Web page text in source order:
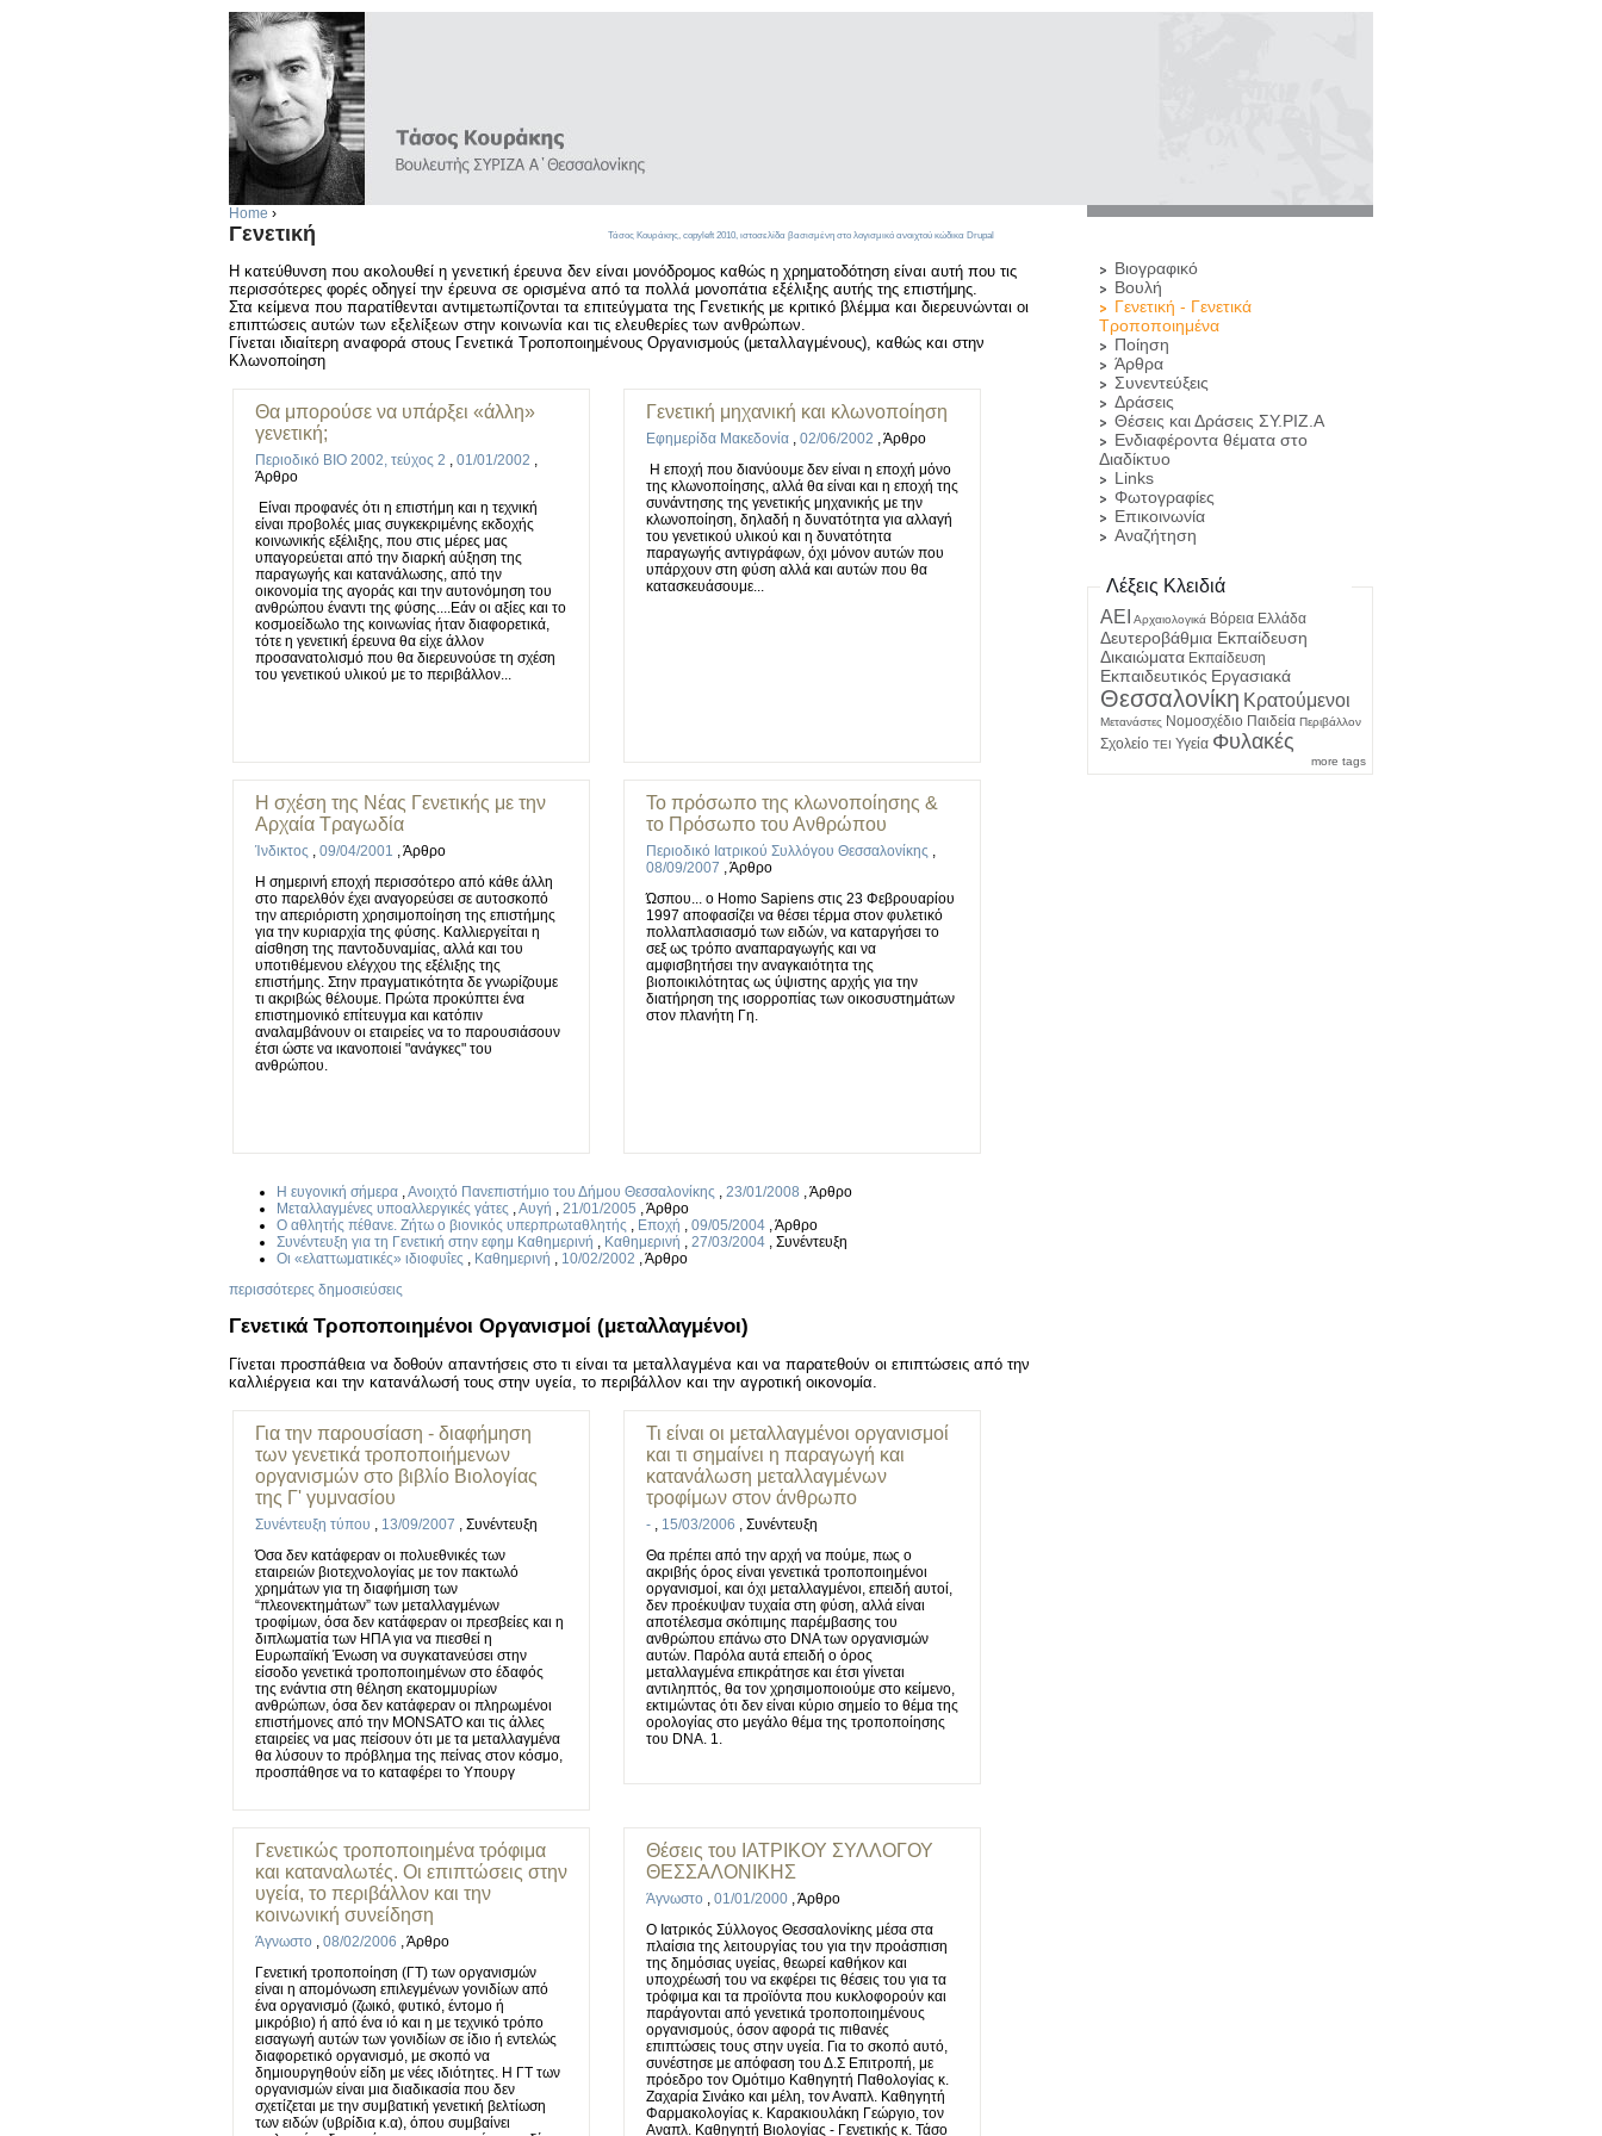
Home ›
Γενετική
Η κατεύθυνση που ακολουθεί η γενετική έρευνα δεν είναι μονόδρομος καθώς η χρηματοδότηση είναι αυτή που τις
περισσότερες φορές οδηγεί την έρευνα σε ορισμένα από τα πολλά μονοπάτια εξέλιξης αυτής της επιστήμης.
Στα κείμενα που παρατίθενται αντιμετωπίζονται τα επιτεύγματα της Γενετικής με κριτικό βλέμμα και διερευνώνται οι
επιπτώσεις αυτών των εξελίξεων στην κοινωνία και τις ελευθερίες των ανθρώπων.
Γίνεται ιδιαίτερη αναφορά στους Γενετικά Τροποποιημένους Οργανισμούς (μεταλλαγμένους), καθώς και στην
Κλωνοποίηση
Θα μπορούσε να υπάρξει «άλλη»
γενετική;
Περιοδικό BIO 2002, τεύχος 2 , 01/01/2002 ,
Άρθρο
Είναι προφανές ότι η επιστήμη και η τεχνική
είναι προβολές μιας συγκεκριμένης εκδοχής
κοινωνικής εξέλιξης, που στις μέρες μας
υπαγορεύεται από την διαρκή αύξηση της
παραγωγής και κατανάλωσης, από την
οικονομία της αγοράς και την αυτονόμηση του
ανθρώπου έναντι της φύσης....Εάν οι αξίες και το
κοσμοείδωλο της κοινωνίας ήταν διαφορετικά,
τότε η γενετική έρευνα θα είχε άλλον
προσανατολισμό που θα διερευνούσε τη σχέση
του γενετικού υλικού με το περιβάλλον...
Γενετική μηχανική και κλωνοποίηση
Εφημερίδα Μακεδονία , 02/06/2002 ,Άρθρο
Η εποχή που διανύουμε δεν είναι η εποχή μόνο
της κλωνοποίησης, αλλά θα είναι και η εποχή της
συνάντησης της γενετικής μηχανικής με την
κλωνοποίηση, δηλαδή η δυνατότητα για αλλαγή
του γενετικού υλικού και η δυνατότητα
παραγωγής αντιγράφων, όχι μόνον αυτών που
υπάρχουν στη φύση αλλά και αυτών που θα
κατασκευάσουμε...
Η σχέση της Νέας Γενετικής με την
Αρχαία Τραγωδία
Ίνδικτος , 09/04/2001 ,Άρθρο
Η σημερινή εποχή περισσότερο από κάθε άλλη
στο παρελθόν έχει αναγορεύσει σε αυτοσκοπό
την απεριόριστη χρησιμοποίηση της επιστήμης
για την κυριαρχία της φύσης. Καλλιεργείται η
αίσθηση της παντοδυναμίας, αλλά και του
υποτιθέμενου ελέγχου της εξέλιξης της
επιστήμης. Στην πραγματικότητα δε γνωρίζουμε
τι ακριβώς θέλουμε. Πρώτα προκύπτει ένα
επιστημονικό επίτευγμα και κατόπιν
αναλαμβάνουν οι εταιρείες να το παρουσιάσουν
έτσι ώστε να ικανοποιεί "ανάγκες" του
ανθρώπου.
Το πρόσωπο της κλωνοποίησης &
το Πρόσωπο του Ανθρώπου
Περιοδικό Ιατρικού Συλλόγου Θεσσαλονίκης ,
08/09/2007 ,Άρθρο
Ώσπου... ο Homo Sapiens στις 23 Φεβρουαρίου
1997 αποφασίζει να θέσει τέρμα στον φυλετικό
πολλαπλασιασμό των ειδών, να καταργήσει το
σεξ ως τρόπο αναπαραγωγής και να
αμφισβητήσει την αναγκαιότητα της
βιοποικιλότητας ως ύψιστης αρχής για την
διατήρηση της ισορροπίας των οικοσυστημάτων
στον πλανήτη Γη.
Η ευγονική σήμερα ,Ανοιχτό Πανεπιστήμιο του Δήμου Θεσσαλονίκης , 23/01/2008 ,Άρθρο
Μεταλλαγμένες υποαλλεργικές γάτες ,Αυγή , 21/01/2005 ,Άρθρο
Ο αθλητής πέθανε. Ζήτω ο βιονικός υπερπρωταθλητής , Εποχή , 09/05/2004 ,Άρθρο
Συνέντευξη για τη Γενετική στην εφημ Καθημερινή , Καθημερινή , 27/03/2004 , Συνέντευξη
Οι «ελαττωματικές» ιδιοφυΐες , Καθημερινή , 10/02/2002 ,Άρθρο
περισσότερες δημοσιεύσεις
Γενετικά Τροποποιημένοι Οργανισμοί (μεταλλαγμένοι)
Γίνεται προσπάθεια να δοθούν απαντήσεις στο τι είναι τα μεταλλαγμένα και να παρατεθούν οι επιπτώσεις από την
καλλιέργεια και την κατανάλωσή τους στην υγεία, το περιβάλλον και την αγροτική οικονομία.
Για την παρουσίαση - διαφήμηση
των γενετικά τροποποιήμενων
οργανισμών στο βιβλίο Βιολογίας
της Γ' γυμνασίου
Συνέντευξη τύπου , 13/09/2007 , Συνέντευξη
Όσα δεν κατάφεραν οι πολυεθνικές των
εταιρειών βιοτεχνολογίας με τον πακτωλό
χρημάτων για τη διαφήμιση των
“πλεονεκτημάτων” των μεταλλαγμένων
τροφίμων, όσα δεν κατάφεραν οι πρεσβείες και η
διπλωματία των ΗΠΑ για να πιεσθεί η
Ευρωπαϊκή Ένωση να συγκατανεύσει στην
είσοδο γενετικά τροποποιημένων στο έδαφός
της ενάντια στη θέληση εκατομμυρίων
ανθρώπων, όσα δεν κατάφεραν οι πληρωμένοι
επιστήμονες από την MONSATO και τις άλλες
εταιρείες να μας πείσουν ότι με τα μεταλλαγμένα
θα λύσουν το πρόβλημα της πείνας στον κόσμο,
προσπάθησε να το καταφέρει το Υπουργ
Τι είναι οι μεταλλαγμένοι οργανισμοί
και τι σημαίνει η παραγωγή και
κατανάλωση μεταλλαγμένων
τροφίμων στον άνθρωπο
- , 15/03/2006 , Συνέντευξη
Θα πρέπει από την αρχή να πούμε, πως ο
ακριβής όρος είναι γενετικά τροποποιημένοι
οργανισμοί, και όχι μεταλλαγμένοι, επειδή αυτοί,
δεν προέκυψαν τυχαία στη φύση, αλλά είναι
αποτέλεσμα σκόπιμης παρέμβασης του
ανθρώπου επάνω στο DNA των οργανισμών
αυτών. Παρόλα αυτά επειδή ο όρος
μεταλλαγμένα επικράτησε και έτσι γίνεται
αντιληπτός, θα τον χρησιμοποιούμε στο κείμενο,
εκτιμώντας ότι δεν είναι κύριο σημείο το θέμα της
ορολογίας στο μεγάλο θέμα της τροποποίησης
του DNA. 1.
Γενετικώς τροποποιημένα τρόφιμα
και καταναλωτές. Οι επιπτώσεις στην
υγεία, το περιβάλλον και την
κοινωνική συνείδηση
Άγνωστο , 08/02/2006 ,Άρθρο
Γενετική τροποποίηση (ΓΤ) των οργανισμών
είναι η απομόνωση επιλεγμένων γονιδίων από
ένα οργανισμό (ζωικό, φυτικό, έντομο ή
μικρόβιο) ή από ένα ιό και η με τεχνικό τρόπο
εισαγωγή αυτών των γονιδίων σε ίδιο ή εντελώς
διαφορετικό οργανισμό, με σκοπό να
δημιουργηθούν είδη με νέες ιδιότητες. Η ΓΤ των
οργανισμών είναι μια διαδικασία που δεν
σχετίζεται με την συμβατική γενετική βελτίωση
των ειδών (υβρίδια κ.α), όπου συμβαίνει
Θέσεις του ΙΑΤΡΙΚΟΥ ΣΥΛΛΟΓΟΥ
ΘΕΣΣΑΛΟΝΙΚΗΣ
Άγνωστο , 01/01/2000 ,Άρθρο
Ο Ιατρικός Σύλλογος Θεσσαλονίκης μέσα στα
πλαίσια της λειτουργίας του για την προάσπιση
της δημόσιας υγείας, θεωρεί καθήκον και
υποχρέωσή του να εκφέρει τις θέσεις του για τα
τρόφιμα και τα προϊόντα που κυκλοφορούν και
παράγονται από γενετικά τροποποιημένους
οργανισμούς, όσον αφορά τις πιθανές
επιπτώσεις τους στην υγεία. Για το σκοπό αυτό,
συνέστησε με απόφαση του Δ.Σ Επιτροπή, με
πρόεδρο τον Ομότιμο Καθηγητή Παθολογίας κ.
Ζαχαρία Σινάκο και μέλη, τον Αναπλ. Καθηγητή
Φαρμακολογίας κ. Καρακιουλάκη Γεώργιο, τον
Αναπλ. Καθηγητή Βιολογίας - Γενετικής κ. Τάσο
Βιογραφικό
Βουλή
Γενετική - Γενετικά
Τροποποιημένα
Ποίηση
Άρθρα
Συνεντεύξεις
Δράσεις
Θέσεις και Δράσεις ΣΥ.ΡΙΖ.Α
Ενδιαφέροντα θέματα στο
Διαδίκτυο
Links
Φωτογραφίες
Επικοινωνία
Αναζήτηση
Λέξεις Κλειδιά
ΑΕΙ
Αρχαιολογικά Βόρεια Ελλάδα
Δευτεροβάθμια Εκπαίδευση
Δικαιώματα Εκπαίδευση
Εκπαιδευτικός Εργασιακά
Θεσσαλονίκη Κρατούμενοι
Μετανάστες Νομοσχέδιο Παιδεία Περιβάλλον
Σχολείο ΤΕΙ Υγεία Φυλακές
more tags
Τάσος Κουράκης, copyleft 2010, ιστοσελίδα βασισμένη στο λογισμικό ανοιχτού κώδικα Drupal